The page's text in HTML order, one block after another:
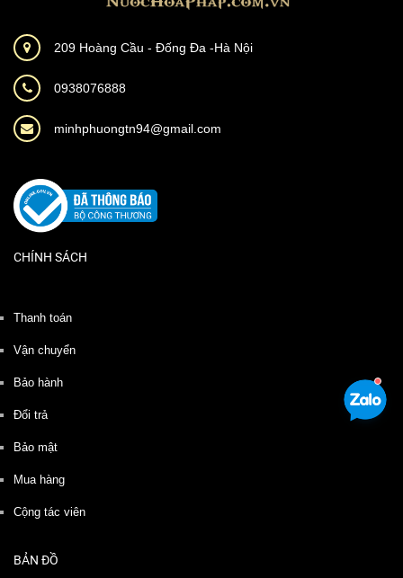
209 Hoàng Cầu - Đống Đa -Hà Nội
0938076888
minhphuongtn94@gmail.com
CHÍNH SÁCH
Thanh toán
Vận chuyển
Bảo hành
Đổi trả
Bảo mật
Mua hàng
Cộng tác viên
BẢN ĐỒ